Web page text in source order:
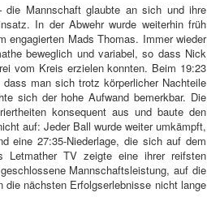
Mannschaft glaubte an sich und ihre
In der Abwehr wurde weiterhin früh
engagierten Mads Thomas. Immer wieder
beweglich und variabel, so dass Nick
vom Kreis erzielen konnten. Beim 19:23
man sich trotz körperlicher Nachteile
sich der hohe Aufwand bemerkbar. Die
konsequent aus und baute den
auf: Jeder Ball wurde weiter umkämpft,
eine 27:35-Niederlage, die sich auf dem
TV zeigte eine ihrer reifsten
Mannschaftsleistung, auf die
nächsten Erfolgserlebnisse nicht lange